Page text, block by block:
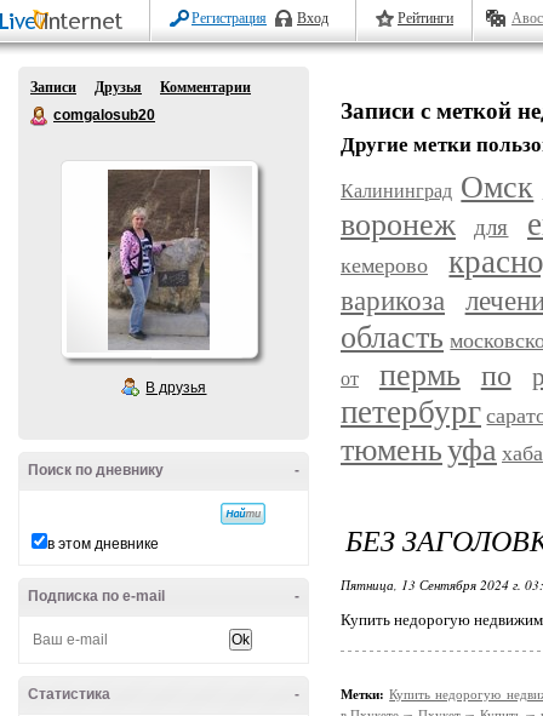
Регистрация Вход Рейтинги
Записи Друзья
Комментарии
comgalosub20
В друзья
-
Поиск по дневнику
в этом дневнике
-
Подписка по e-mail
-
Статистика
Записи с меткой
Другие метки
Калининград Омск
воронеж для
кемерово
варикоза
область
от пермь по
петербург
тюменьуфа
БЕЗ
Пятница, 13 Сентября 2024 г.
Купить недорогую
Метки: Купить недорогую